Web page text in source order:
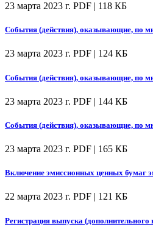
23 марта 2023 г. PDF | 118 КБ
События (действия), оказывающие, по
23 марта 2023 г. PDF | 124 КБ
События (действия), оказывающие, по
23 марта 2023 г. PDF | 144 КБ
События (действия), оказывающие, по
23 марта 2023 г. PDF | 165 КБ
Включение эмиссионных ценных бумаг
22 марта 2023 г. PDF | 121 КБ
Регистрация выпуска